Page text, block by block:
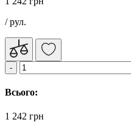
/ рул.
Всього:
1 242 грн